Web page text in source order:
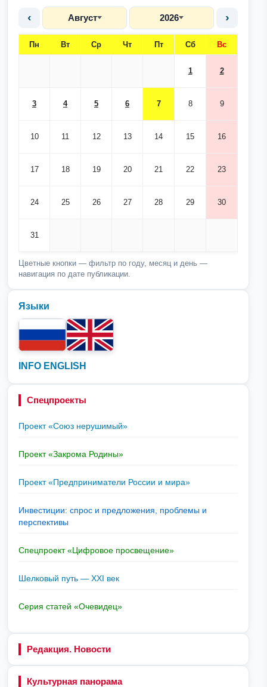
‹ Август 2026 ›
Пн Вт Ср Чт Пт Сб Вс
1 2
3 4 5 6 7 8 9
10 11 12 13 14 15 16
17 18 19 20 21 22 23
24 25 26 27 28 29 30
31
Цветные кнопки — фильтр по году, месяц и день —
навигация по дате публикации.
Языки
INFO ENGLISH
Спецпроекты
Проект «Союз нерушимый»
Проект «Закрома Родины»
Проект «Предприниматели России и мира»
Инвестиции: спрос и предложения, проблемы и
перспективы
Спецпроект «Цифровое просвещение»
Шелковый путь — XXI век
Серия статей «Очевидец»
Редакция. Новости
Культурная панорама